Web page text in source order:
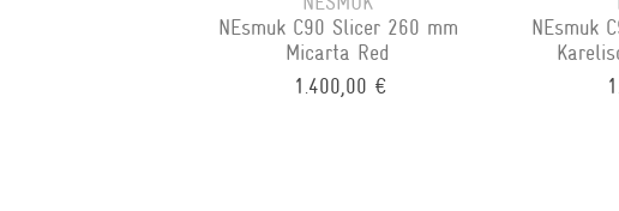
NEsmuk C90 Slicer 260 mm
Micarta Red
1.400,00 €
NEsmuk